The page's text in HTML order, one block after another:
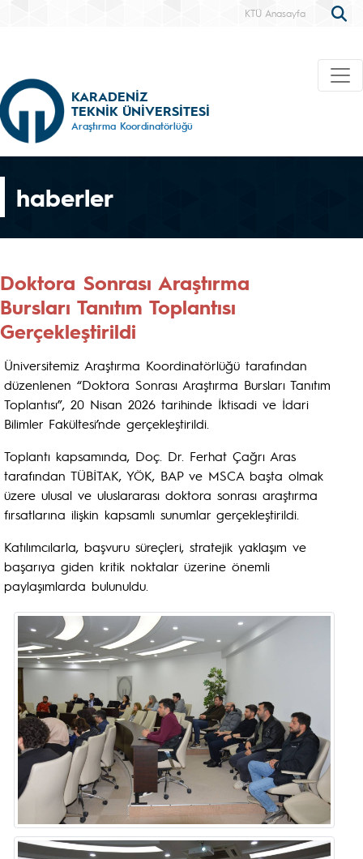
KTÜ Anasayfa
KARADENİZ
TEKNİK ÜNİVERSİTESİ
Araştırma Koordinatörlüğü
haberler
Doktora Sonrası Araştırma
Bursları Tanıtım Toplantısı
Gerçekleştirildi
Üniversitemiz Araştırma Koordinatörlüğü tarafından
düzenlenen “Doktora Sonrası Araştırma Bursları Tanıtım
Toplantısı”, 20 Nisan 2026 tarihinde İktisadi ve İdari
Bilimler Fakültesi’nde gerçekleştirildi.
Toplantı kapsamında, Doç. Dr. Ferhat Çağrı Aras
tarafından TÜBİTAK, YÖK, BAP ve MSCA başta olmak
üzere ulusal ve uluslararası doktora sonrası araştırma
fırsatlarına ilişkin kapsamlı sunumlar gerçekleştirildi.
Katılımcılarla, başvuru süreçleri, stratejik yaklaşım ve
başarıya giden kritik noktalar üzerine önemli
paylaşımlarda bulunuldu.